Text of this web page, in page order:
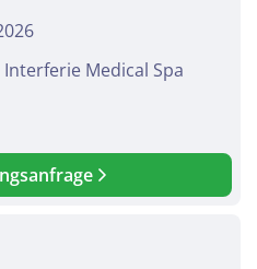
Medical Spa